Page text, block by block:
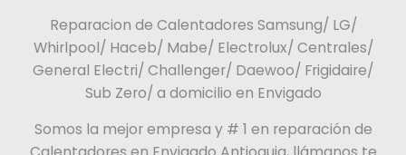
Reparacion de Calentadores Samsung/ LG/
Whirlpool/ Haceb/ Mabe/ Electrolux/ Centrales/
General Electri/ Challenger/ Daewoo/ Frigidaire/
Sub Zero/ a domicilio en Envigado
Somos la mejor empresa y # 1 en reparación de